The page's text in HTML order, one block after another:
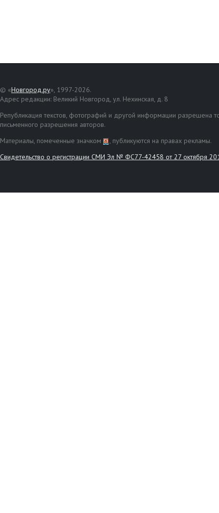
© «Новгород.ру», 1997-2026.
Адрес редакции: Великий Новгород, ул. Нехинская, д. 8
Републикация текстов, фотографий и другой информации разрешена
письменного разрешения авторов.
Материалы, помеченные значком
, публикуются на правах рекламы.
Свидетельство о регистрации СМИ Эл № ФС77-42458 от 27 октября